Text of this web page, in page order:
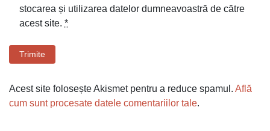
stocarea și utilizarea datelor dumneavoastră de către
acest site. *
Trimite
Acest site folosește Akismet pentru a reduce spamul. Află
cum sunt procesate datele comentariilor tale.